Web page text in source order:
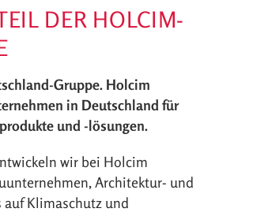
DER HOLCIM-
Gruppe. Holcim
in Deutschland für
und -lösungen.
wir bei Holcim
Architektur- und
auf Klimaschutz und